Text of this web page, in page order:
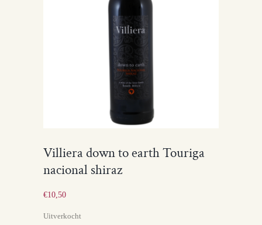
Villiera down to earth Touriga
nacional shiraz
€10,50
Uitverkocht